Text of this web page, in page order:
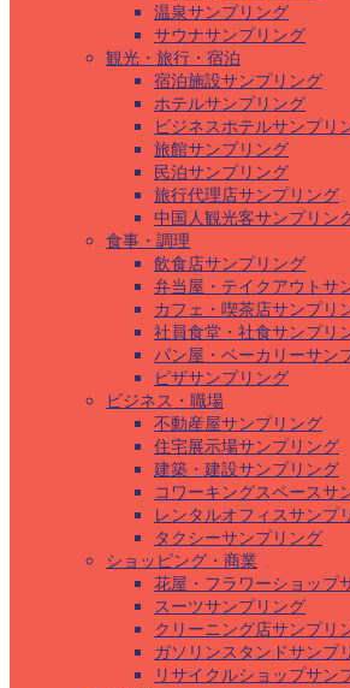
温泉サンプリング
サウナサンプリング
観光・旅行・宿泊
宿泊施設サンプリング
ホテルサンプリング
ビジネスホテルサンプリ
旅館サンプリング
民泊サンプリング
旅行代理店サンプリング
中国人観光客サンプリン
食事・調理
飲食店サンプリング
弁当屋・テイクアウトサ
カフェ・喫茶店サンプリ
社員食堂・社食サンプリ
パン屋・ベーカリーサン
ピザサンプリング
ビジネス・職場
不動産屋サンプリング
住宅展示場サンプリング
建築・建設サンプリング
コワーキングスペースサ
レンタルオフィスサンプ
タクシーサンプリング
ショッピング・商業
花屋・フラワーショップ
スーツサンプリング
クリーニング店サンプリ
ガソリンスタンドサンプ
リサイクルショップサン